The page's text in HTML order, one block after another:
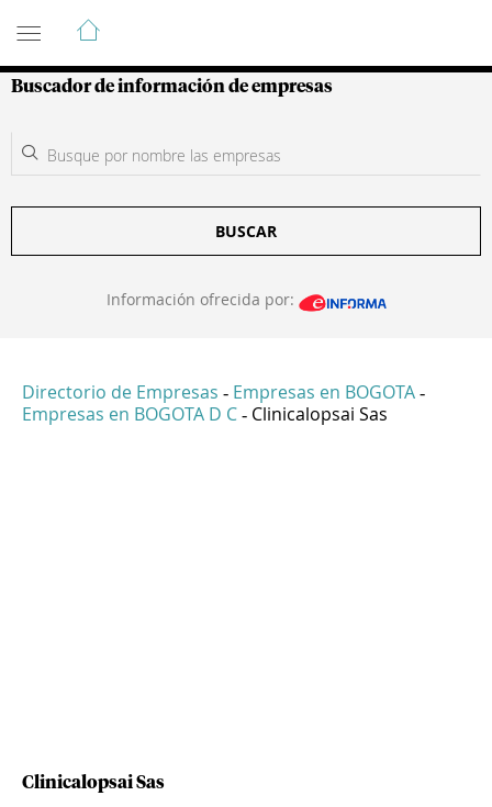
Guía de Empresas Colombianas
Buscador de información de empresas
BUSCAR
Información ofrecida por:
Directorio de Empresas - Empresas en BOGOTA -
Empresas en BOGOTA D C - Clinicalopsai Sas
Clinicalopsai Sas